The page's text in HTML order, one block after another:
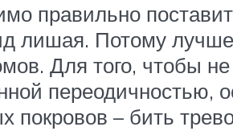
правильно
лишая. Потому
Для того, чтобы
переодичностью,
покровов – бить